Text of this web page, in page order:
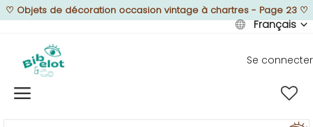
♡ Objets de décoration occasion vintage à chartres - Page 23♡
Français
Se connecter